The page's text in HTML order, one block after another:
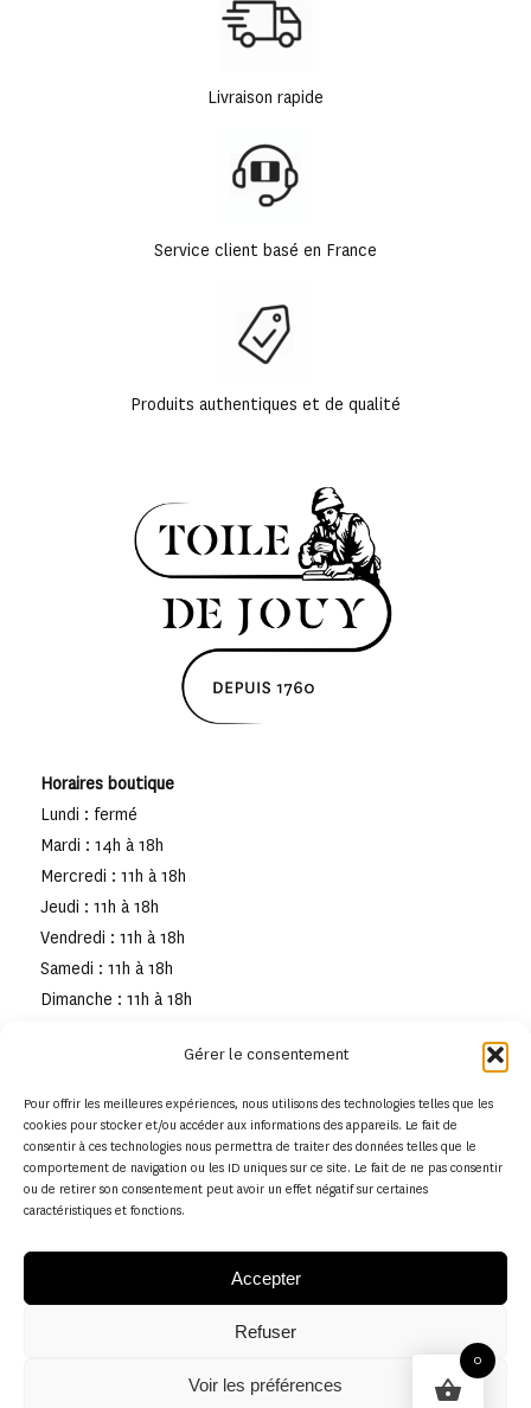
Gérer le consentement
Pour offrir les meilleures expériences, nous utilisons des technologies telles que les
cookies pour stocker et/ou accéder aux informations des appareils. Le fait de
consentir à ces technologies nous permettra de traiter des données telles que le
comportement de navigation ou les ID uniques sur ce site. Le fait de ne pas consentir
ou de retirer son consentement peut avoir un effet négatif sur certaines
caractéristiques et fonctions.
Accepter
Refuser
Voir les préférences
Livraison rapide
Service client basé en France
Produits authentiques et de qualité
Horaires boutique
Lundi : fermé
Mardi : 14h à 18h
Mercredi : 11h à 18h
Jeudi : 11h à 18h
Vendredi : 11h à 18h
Samedi : 11h à 18h
Dimanche : 11h à 18h
0